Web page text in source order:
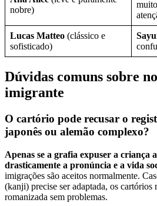
nobre)
Lucas Matteo (clássico e
sofisticado)
Dúvidas comuns sobre
imigrante
O cartório pode recusar o
japonês ou alemão complexo?
Apenas se a grafia expuser a
drasticamente a pronúncia e a vida
imigrações são aceitos normalmente.
(kanji) precise ser adaptada, os cartórios
romanizada sem problemas.